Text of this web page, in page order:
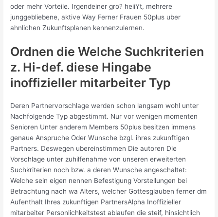
oder mehr Vorteile. Irgendeiner gro? heiiYt, mehrere
junggebliebene, aktive Way Ferner Frauen 50plus uber
ahnlichen Zukunftsplanen kennenzulernen.
Ordnen die Welche Suchkriterien
z. Hi-def. diese Hingabe
inoffizieller mitarbeiter Typ
Deren Partnervorschlage werden schon langsam wohl unter
Nachfolgende Typ abgestimmt. Nur vor wenigen momenten
Senioren Unter anderem Members 50plus besitzen immens
genaue Anspruche Oder Wunsche bzgl. ihres zukunftigen
Partners. Deswegen ubereinstimmen Die autoren Die
Vorschlage unter zuhilfenahme von unseren erweiterten
Suchkriterien noch bzw. a deren Wunsche angeschaltet:
Welche sein eigen nennen Befestigung Vorstellungen bei
Betrachtung nach wa Alters, welcher Gottesglauben ferner dm
Aufenthalt Ihres zukunftigen PartnersAlpha Inoffizieller
mitarbeiter Personlichkeitstest ablaufen die steif, hinsichtlich